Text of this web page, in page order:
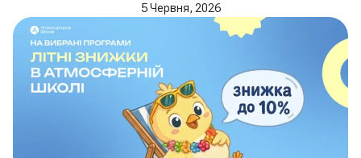
5 Червня, 2026